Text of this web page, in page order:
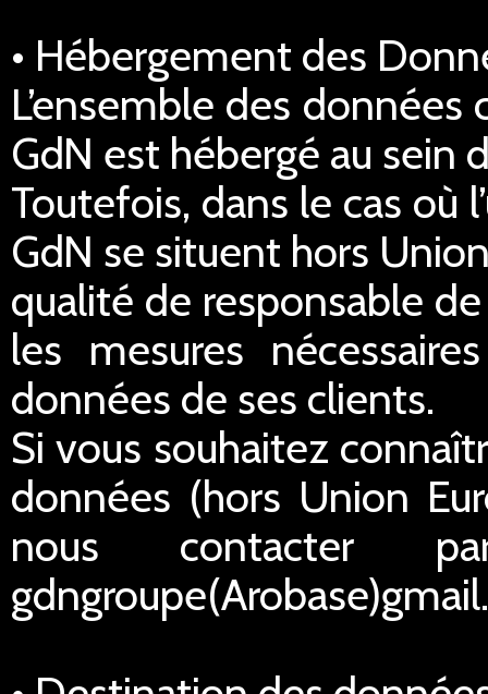
• Hébergement des
L’ensemble des
GdN est hébergé au sein
Toutefois, dans le cas où
GdN se situent hors
qualité de responsable
les mesures
données de ses clients.
Si vous souhaitez
données (hors Union
nous contacter